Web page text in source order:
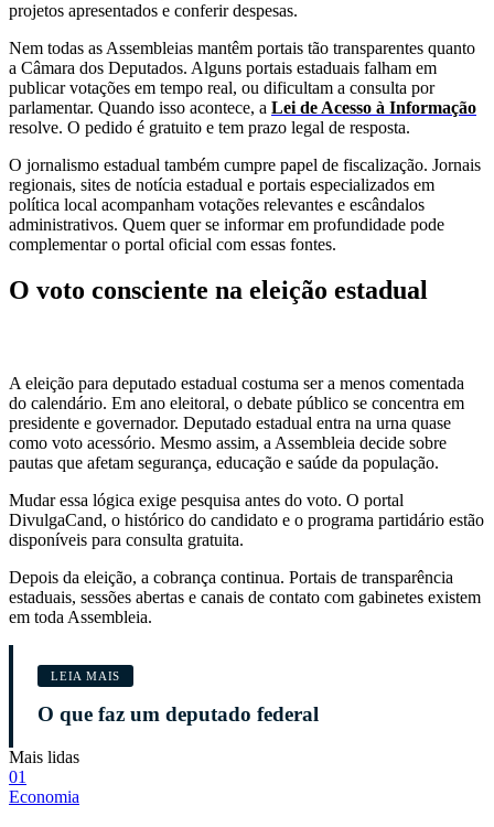
projetos apresentados e conferir despesas.
Nem todas as Assembleias mantêm portais tão transparentes quanto
a Câmara dos Deputados. Alguns portais estaduais falham em
publicar votações em tempo real, ou dificultam a consulta por
parlamentar. Quando isso acontece, a Lei de Acesso à Informação
resolve. O pedido é gratuito e tem prazo legal de resposta.
O jornalismo estadual também cumpre papel de fiscalização. Jornais
regionais, sites de notícia estadual e portais especializados em
política local acompanham votações relevantes e escândalos
administrativos. Quem quer se informar em profundidade pode
complementar o portal oficial com essas fontes.
O voto consciente na eleição estadual
A eleição para deputado estadual costuma ser a menos comentada
do calendário. Em ano eleitoral, o debate público se concentra em
presidente e governador. Deputado estadual entra na urna quase
como voto acessório. Mesmo assim, a Assembleia decide sobre
pautas que afetam segurança, educação e saúde da população.
Mudar essa lógica exige pesquisa antes do voto. O portal
DivulgaCand, o histórico do candidato e o programa partidário estão
disponíveis para consulta gratuita.
Depois da eleição, a cobrança continua. Portais de transparência
estaduais, sessões abertas e canais de contato com gabinetes existem
em toda Assembleia.
LEIA MAIS
O que faz um deputado federal
Mais lidas
01
Economia